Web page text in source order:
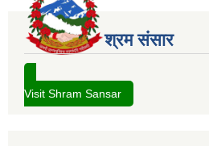
श्रम संसार
Visit Shram Sansar